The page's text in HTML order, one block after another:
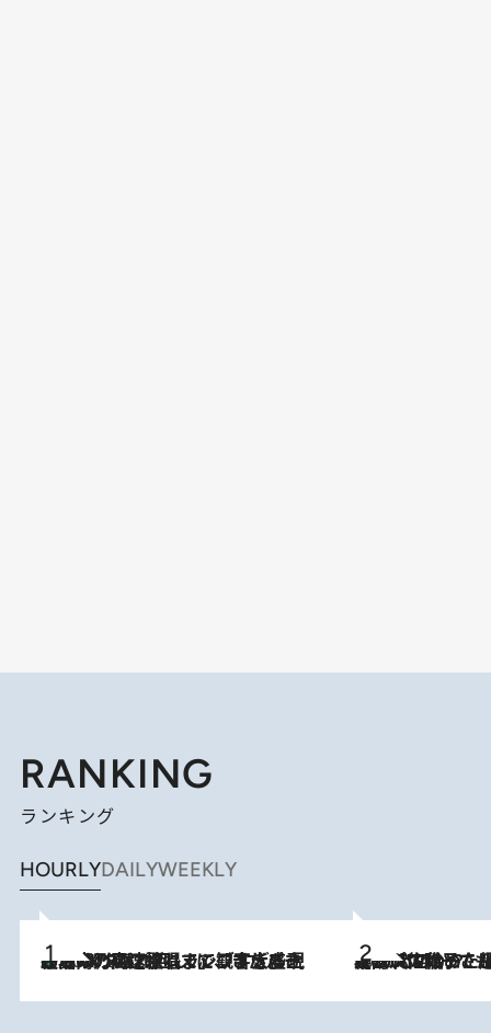
RANKING
ランキング
HOURLYDAILYWEEKLY
2026.8.7
「湘南乃風に憧れて」観客大盛上がりの“タオル回し”に、ラッパー顔負けの高速歌唱まで…さだまさし（74）のアグレッシブすぎる現在地 2026.8.5
【阿川佐和子さんの年とる力】なぜ70代で始めた趣味は“こんなに楽しい”のか？ ピアノ、俳句…スランプに陥っても続けられる“ある秘訣”とは